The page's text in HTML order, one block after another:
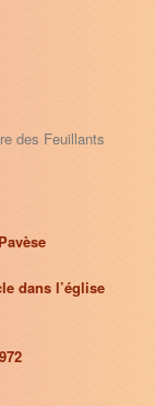
des Feuillants
dans l’église